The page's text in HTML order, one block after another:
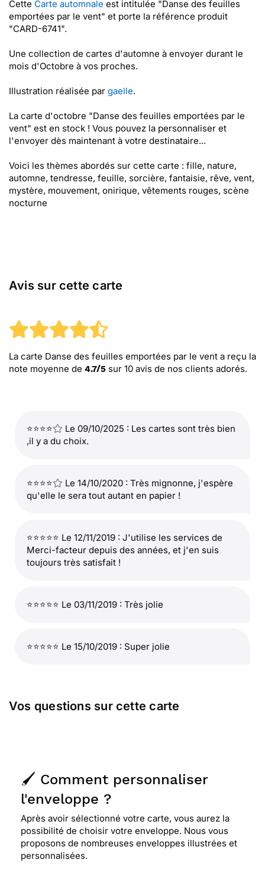
Cette Carte automnale est intitulée "Danse des feuilles
emportées par le vent" et porte la référence produit
"CARD-6741".
Une collection de cartes d'automne à envoyer durant le
mois d'Octobre à vos proches.
Illustration réalisée par gaelle.
La carte d'octobre "Danse des feuilles emportées par le
vent" est en stock ! Vous pouvez la personnaliser et
l'envoyer dès maintenant à votre destinataire...
Voici les thèmes abordés sur cette carte : fille, nature,
automne, tendresse, feuille, sorcière, fantaisie, rêve, vent,
mystère, mouvement, onirique, vêtements rouges, scène
nocturne
Avis sur cette carte
La carte Danse des feuilles emportées par le vent a reçu la
note moyenne de 4.7/5 sur 10 avis de nos clients adorés.
⭐⭐⭐⭐
Le 09/10/2025 : Les cartes sont très bien
,il y a du choix.
⭐⭐⭐⭐
Le 14/10/2020 : Très mignonne, j'espère
qu'elle le sera tout autant en papier !
⭐⭐⭐⭐⭐ Le 12/11/2019 : J'utilise les services de
Merci-facteur depuis des années, et j'en suis
toujours très satisfait !
⭐⭐⭐⭐⭐ Le 03/11/2019 : Très jolie
⭐⭐⭐⭐⭐ Le 15/10/2019 : Super jolie
Vos questions sur cette carte
🖌️ Comment personnaliser
l'enveloppe ?
Après avoir sélectionné votre carte, vous aurez la
possibilité de choisir votre enveloppe. Nous vous
proposons de nombreuses enveloppes illustrées et
personnalisées.